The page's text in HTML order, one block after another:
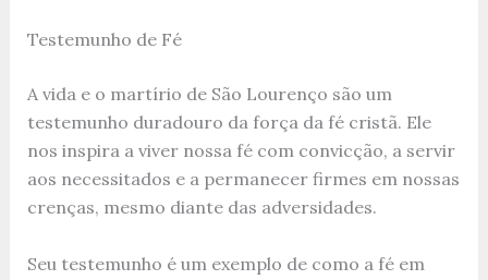
Testemunho de Fé
A vida e o martírio de São Lourenço são um
testemunho duradouro da força da fé cristã. Ele
nos inspira a viver nossa fé com convicção, a servir
aos necessitados e a permanecer firmes em nossas
crenças, mesmo diante das adversidades.
Seu testemunho é um exemplo de como a fé em